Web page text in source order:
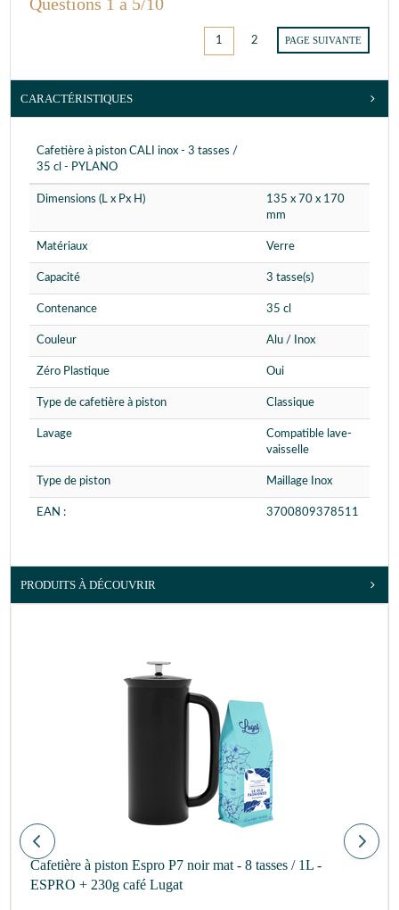
Questions 1 à 5/10
1 2 PAGE SUIVANTE
CARACTÉRISTIQUES
Cafetière à piston CALI inox - 3 tasses /
35 cl - PYLANO
Dimensions (L x Px H)
135 x 70 x 170
mm
Matériaux Verre
Capacité 3 tasse(s)
Contenance 35 cl
Couleur Alu / Inox
Zéro Plastique Oui
Type de cafetière à piston Classique
Lavage
Compatible lave-
vaisselle
Type de piston Maillage Inox
EAN : 3700809378511
PRODUITS À DÉCOUVRIR
Cafetière à piston Espro P7 noir mat - 8 tasses / 1L -
ESPRO + 230g café Lugat